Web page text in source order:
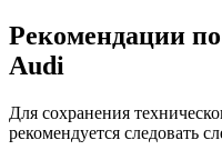
Рекомендации
Audi
Для сохранения
рекомендуется следовать